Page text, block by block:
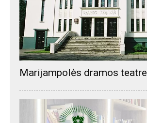
Marijampolės dramos teatre